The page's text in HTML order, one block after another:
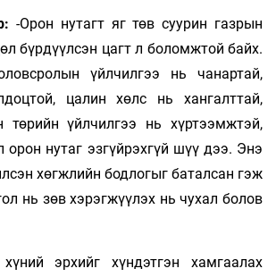
-Орон нутагт яг төв суурин газрын
бүрдүүлсэн цагт л боломжтой байх.
үйлчилгээ нь чанартай,
цалин хөлс нь хангалттай,
төрийн үйлчилгээ нь хүртээмжтэй,
орон нутаг эзгүйрэхгүй шүү дээ. Энэ
хөгжлийн бодлогыг баталсан гэж
нь зөв хэрэгжүүлэх нь чухал болов
эрхийг хүндэтгэн хамгаалах